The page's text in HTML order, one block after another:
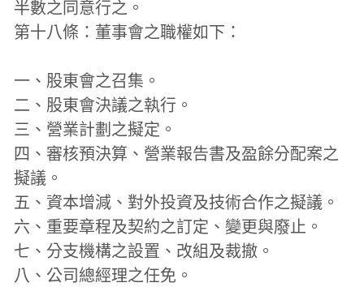
半數之同意行之。
第十八條：董事會之職權如下：
一、股東會之召集。
二、股東會決議之執行。
三、營業計劃之擬定。
四、審核預決算、營業報告書及盈餘分配案之
擬議。
五、資本增減、對外投資及技術合作之擬議。
六、重要章程及契約之訂定、變更與廢止。
七、分支機構之設置、改組及裁撤。
八、公司總經理之任免。